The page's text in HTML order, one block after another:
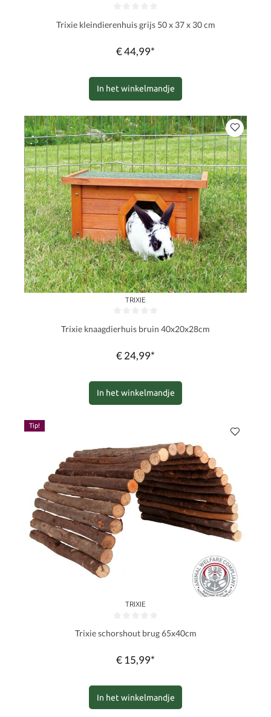
Trixie kleindierenhuis grijs 50 x 37 x 30 cm
€ 44,99*
In het winkelmandje
TRIXIE
Trixie knaagdierhuis bruin 40x20x28cm
€ 24,99*
In het winkelmandje
Tip!
TRIXIE
Trixie schorshout brug 65x40cm
€ 15,99*
In het winkelmandje